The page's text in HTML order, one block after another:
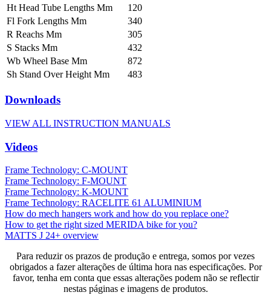
Ht Head Tube Lengths Mm
120
Fl Fork Lengths Mm
340
R Reachs Mm
305
S Stacks Mm
432
Wb Wheel Base Mm
872
Sh Stand Over Height Mm
483
Downloads
VIEW ALL INSTRUCTION MANUALS
Videos
Frame Technology: C-MOUNT
Frame Technology: F-MOUNT
Frame Technology: K-MOUNT
Frame Technology: RACELITE 61 ALUMINIUM
How do mech hangers work and how do you replace one?
How to get the right sized MERIDA bike for you?
MATTS J 24+ overview
Para reduzir os prazos de produção e entrega, somos por vezes
obrigados a fazer alterações de última hora nas especificações. Por
favor, tenha em conta que essas alterações podem não se reflectir
nestas páginas e imagens de produtos.